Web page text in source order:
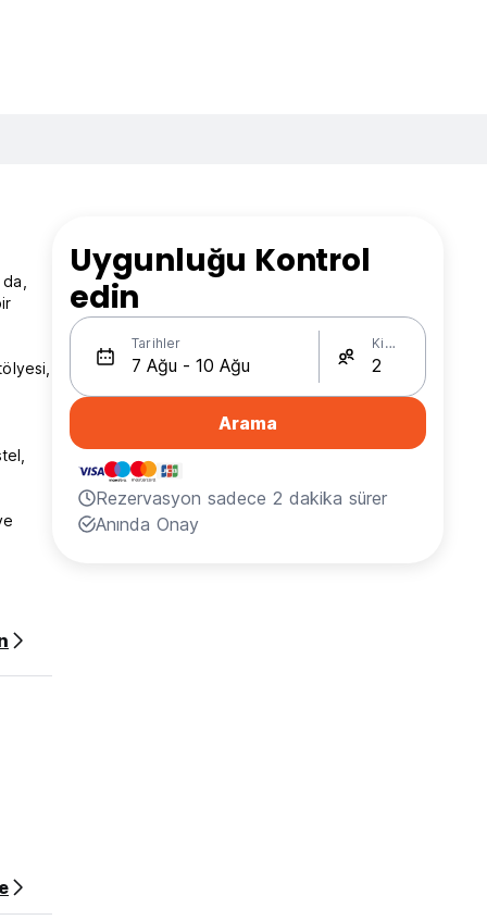
Uygunluğu Kontrol
edin
Tarihler Kişi Sayısı
Arama
Rezervasyon sadece 2 dakika sürer
Anında Onay